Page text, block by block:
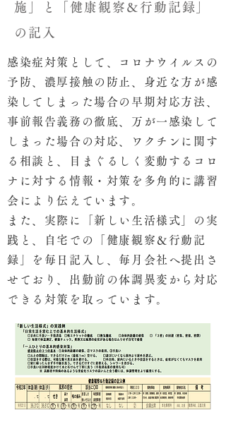
施」と「健康観察＆行動記録」
の記入
感染症対策として、コロナウイルスの
予防、濃厚接触の防止、身近な方が感
染してしまった場合の早期対応方法、
事前報告義務の徹底、 万が一感染して
しまった場合の対応、ワクチンに関す
る相談と、目まぐるしく変動するコロ
ナに対する情報・対策を多角的に講習
会により伝えています。
また、実際に「新しい生活様式」の実
践と、自宅での「健康観察＆行動記
録」を毎日記入し、毎月会社へ提出さ
せており、出勤前の体調異変から対応
できる対策を取っています。